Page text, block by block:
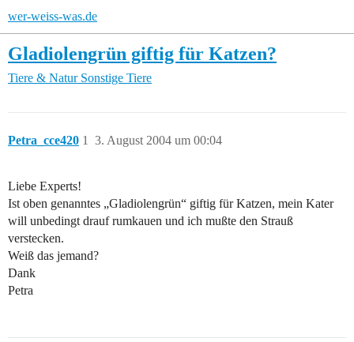
wer-weiss-was.de
Gladiolengrün giftig für Katzen?
Tiere & Natur Sonstige Tiere
Petra_cce420 3. August 2004 um 00:04
1
Liebe Experts!
Ist oben genanntes „Gladiolengrün“ giftig für Katzen, mein Kater
will unbedingt drauf rumkauen und ich mußte den Strauß
verstecken.
Weiß das jemand?
Dank
Petra